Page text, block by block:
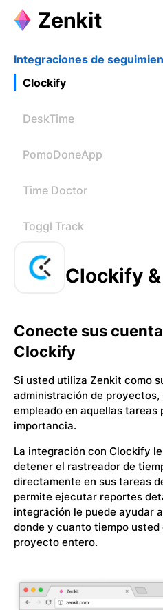
Integraciones de
Clockify
DeskTime
PomoDoneApp
Time Doctor
Toggl Track
Clockify
Conecte sus
Clockify
Si usted utiliza Zenkit como
administración de
empleado en aquellas tareas
importancia.
La integración con Clockify
detener el rastreador de
directamente en sus tareas
permite ejecutar reportes
integración le puede ayudar
donde y cuanto tiempo usted
proyecto entero.